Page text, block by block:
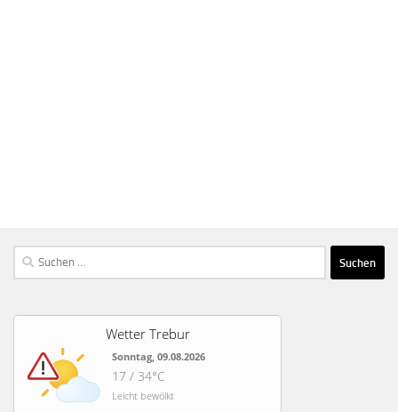
Suchen
nach:
Wetter Trebur
Sonntag, 09.08.2026
17 / 34°C
Leicht bewölkt